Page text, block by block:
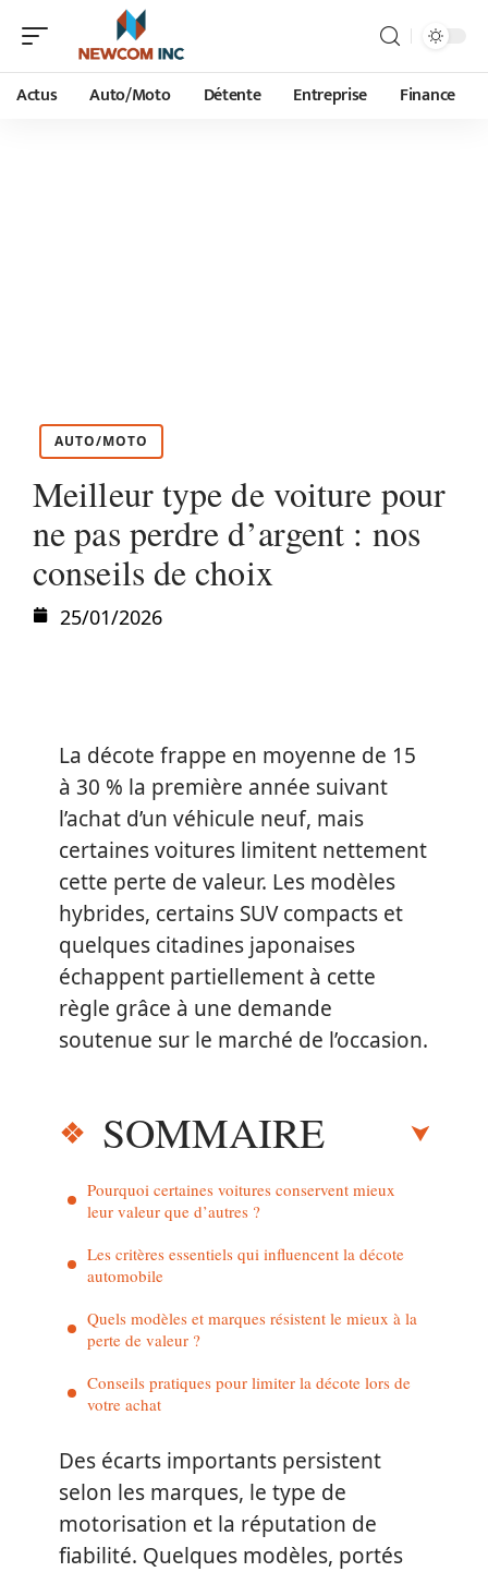
Actus Auto/Moto Détente Entreprise Finance
AUTO/MOTO
Meilleur type de voiture pour
ne pas perdre d’argent : nos
conseils de choix
25/01/2026
La décote frappe en moyenne de 15
à 30 % la première année suivant
l’achat d’un véhicule neuf, mais
certaines voitures limitent nettement
cette perte de valeur. Les modèles
hybrides, certains SUV compacts et
quelques citadines japonaises
échappent partiellement à cette
règle grâce à une demande
soutenue sur le marché de l’occasion.
SOMMAIRE
Pourquoi certaines voitures conservent mieux
leur valeur que d’autres ?
Les critères essentiels qui influencent la décote
automobile
Quels modèles et marques résistent le mieux à la
perte de valeur ?
Conseils pratiques pour limiter la décote lors de
votre achat
Des écarts importants persistent
selon les marques, le type de
motorisation et la réputation de
fiabilité. Quelques modèles, portés